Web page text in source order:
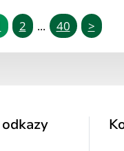
2 ... 40 >